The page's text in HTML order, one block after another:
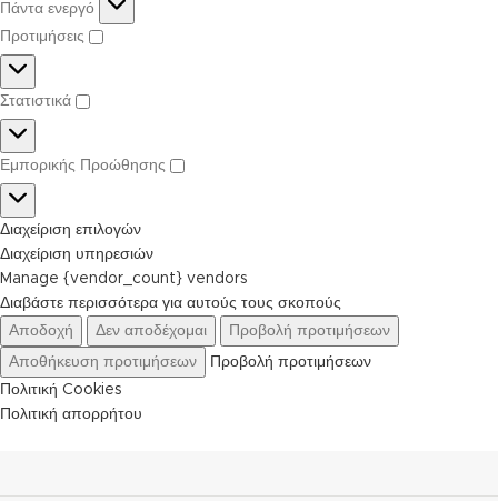
Πάντα ενεργό
Προτιμήσεις
Στατιστικά
Εμπορικής Προώθησης
Διαχείριση επιλογών
Διαχείριση υπηρεσιών
Manage {vendor_count} vendors
Διαβάστε περισσότερα για αυτούς τους σκοπούς
Αποδοχή
Δεν αποδέχομαι
Προβολή προτιμήσεων
Αποθήκευση προτιμήσεων
Προβολή προτιμήσεων
Πολιτική Cookies
Πολιτική απορρήτου